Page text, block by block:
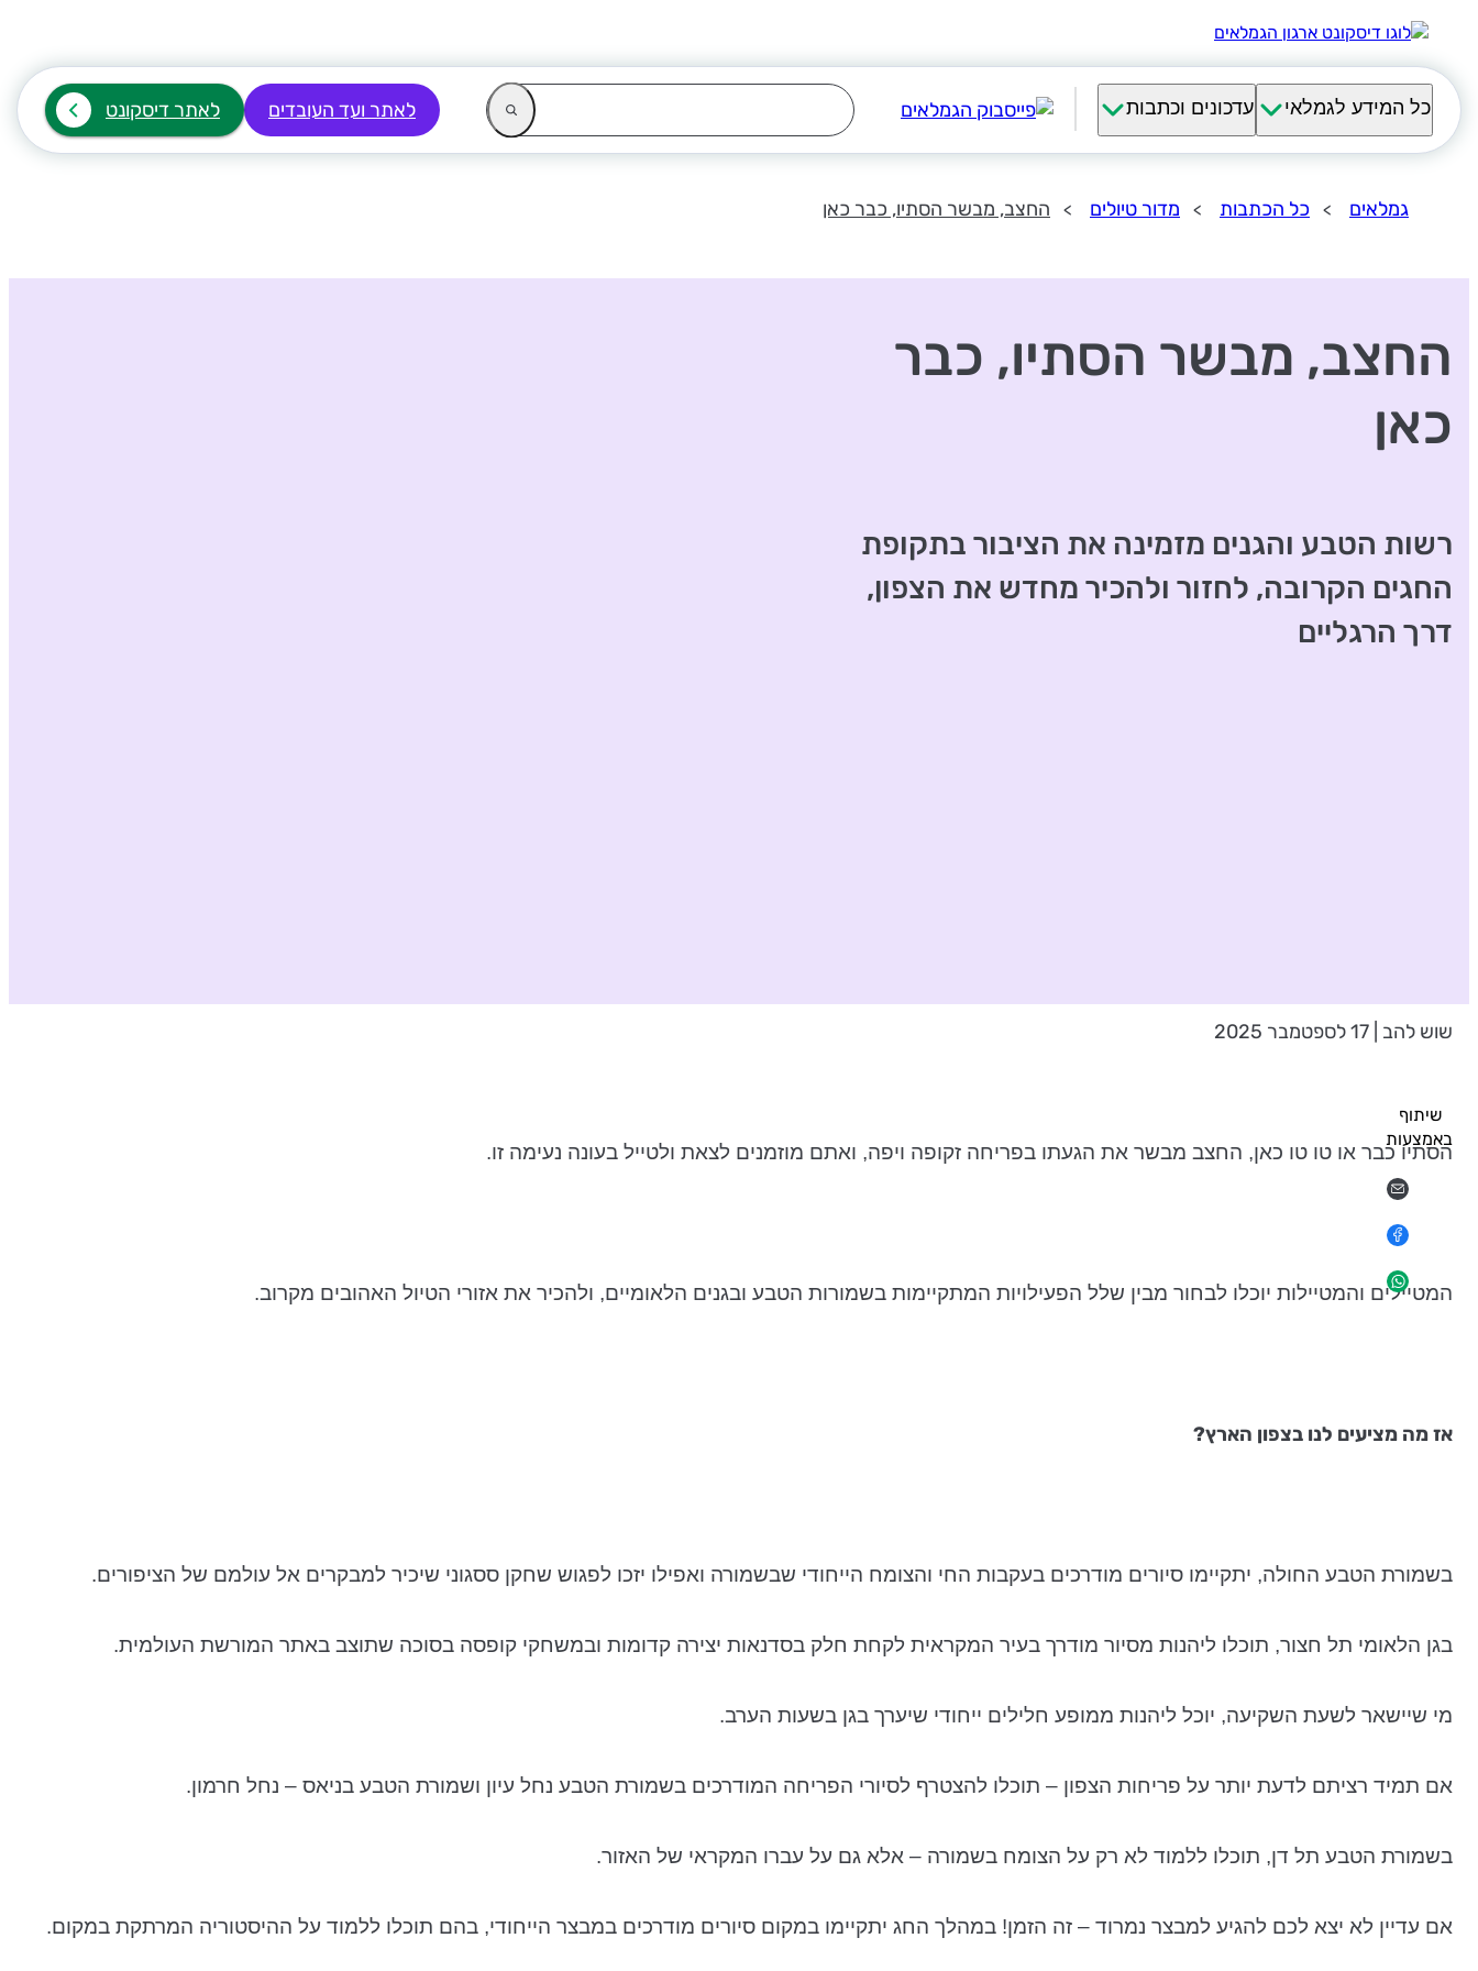
כל המידע לגמלאי עדכונים וכתבות לאתר ועד העובדים לאתר דיסקונט
גמלאים כל הכתבות מדור טיולים החצב, מבשר הסתיו, כבר כאן
החצב, מבשר הסתיו, כבר
כאן
רשות הטבע והגנים מזמינה את הציבור בתקופת
החגים הקרובה, לחזור ולהכיר מחדש את הצפון,
דרך הרגליים
שוש להב | 17 לספטמבר 2025
הסתיו כבר או טו טו כאן, החצב מבשר את הגעתו בפריחה זקופה ויפה, ואתם מוזמנים לצאת ולטייל בעונה נעימה זו.
המטיילים והמטיילות יוכלו לבחור מבין שלל הפעילויות המתקיימות בשמורות הטבע ובגנים הלאומיים, ולהכיר את אזורי הטיול האהובים מקרוב.
אז מה מציעים לנו בצפון הארץ?
בשמורת הטבע החולה, יתקיימו סיורים מודרכים בעקבות החי והצומח הייחודי שבשמורה ואפילו יזכו לפגוש שחקן ססגוני שיכיר למבקרים אל עולמם של הציפורים.
בגן הלאומי תל חצור, תוכלו ליהנות מסיור מודרך בעיר המקראית לקחת חלק בסדנאות יצירה קדומות ובמשחקי קופסה בסוכה שתוצב באתר המורשת העולמית.
מי שיישאר לשעת השקיעה, יוכל ליהנות ממופע חלילים ייחודי שיערך בגן בשעות הערב.
אם תמיד רציתם לדעת יותר על פריחות הצפון – תוכלו להצטרף לסיורי הפריחה המודרכים בשמורת הטבע נחל עיון ושמורת הטבע בניאס – נחל חרמון.
בשמורת הטבע תל דן, תוכלו ללמוד לא רק על הצומח בשמורה – אלא גם על עברו המקראי של האזור.
אם עדיין לא יצא לכם להגיע למבצר נמרוד – זה הזמן! במהלך החג יתקיימו במקום סיורים מודרכים במבצר הייחודי, בהם תוכלו ללמוד על ההיסטוריה המרתקת במקום.
שיתוף
באמצעות